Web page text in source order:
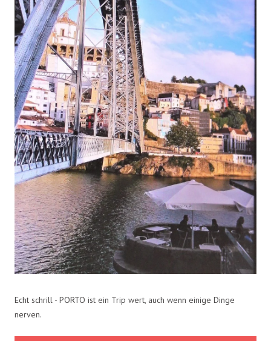
Echt schrill - PORTO ist ein Trip wert, auch wenn einige Dinge
nerven.